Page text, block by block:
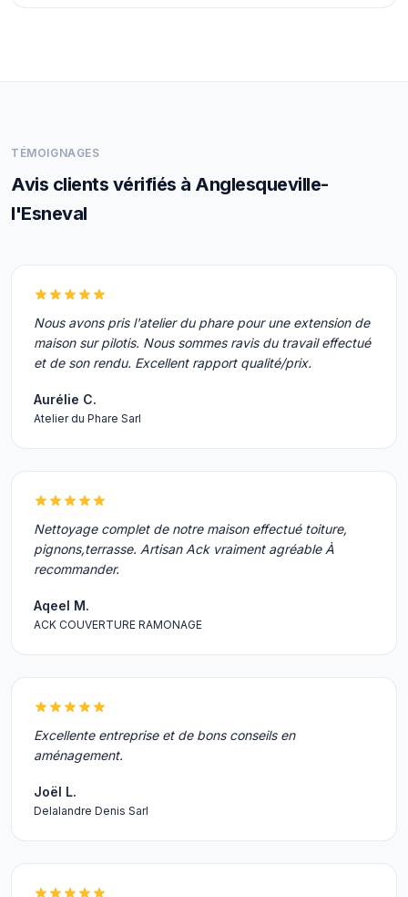
TÉMOIGNAGES
Avis clients vérifiés à Anglesqueville-
l'Esneval
Nous avons pris l'atelier du phare pour une extension de
maison sur pilotis. Nous sommes ravis du travail effectué
et de son rendu. Excellent rapport qualité/prix.
Aurélie C.
Atelier du Phare Sarl
Nettoyage complet de notre maison effectué toiture,
pignons,terrasse. Artisan Ack vraiment agréable À
recommander.
Aqeel M.
ACK COUVERTURE RAMONAGE
Excellente entreprise et de bons conseils en
aménagement.
Joël L.
Delalandre Denis Sarl